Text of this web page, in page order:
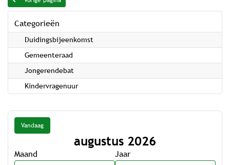
Categorieën
Duidingsbijeenkomst
Gemeenteraad
Jongerendebat
Kindervragenuur
Vandaag
augustus 2026
Maand Jaar